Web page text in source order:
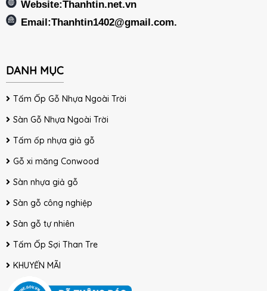
Website:Thanhtin.net.vn
Email:Thanhtin1402@gmail.com.
DANH MỤC
Tấm Ốp Gỗ Nhựa Ngoài Trời
Sàn Gỗ Nhựa Ngoài Trời
Tấm ốp nhựa giả gỗ
Gỗ xi măng Conwood
Sàn nhựa giả gỗ
Sàn gỗ công nghiệp
Sàn gỗ tự nhiên
Tấm Ốp Sợi Than Tre
KHUYẾN MÃI